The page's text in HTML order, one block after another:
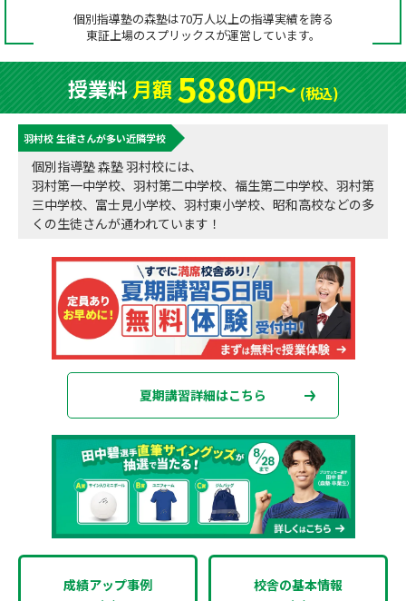
成績アップをかなえる！森塾メソッド
森塾の授業料について
子と親のお悩み別！なぜ？どうして？森塾！
数字でなるほど！森塾
動画でわかる！森塾
塾の選び方
入塾までの流れ
無料体験授業について
森塾のお得なキャンペーン・割引制度
お電話はこちら
0120-602-607
授業料等お問合わせはこちら
校舎一覧
個別指導塾の森塾は70万人以上の指導実績を誇る
東証上場のスプリックスが運営しています。
授業料月額5880円〜(税込)
羽村校 生徒さんが多い近隣学校
個別指導塾 森塾 羽村校には、
羽村第一中学校、羽村第二中学校、福生第二中学校、羽村第
三中学校、富士見小学校、羽村東小学校、昭和高校などの多
くの生徒さんが通われています！
夏期講習詳細はこちら
成績アップ事例 校舎の基本情報